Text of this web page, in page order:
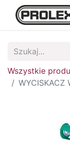
Wszystkie
WYCISKACZ